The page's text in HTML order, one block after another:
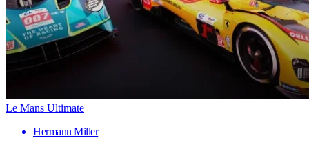
Le Mans Ultimate
Hermann Miller